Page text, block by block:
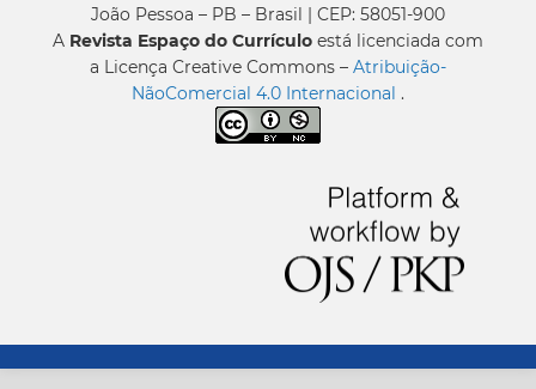
João Pessoa – PB – Brasil | CEP: 58051-900
A Revista Espaço do Currículo está licenciada com
a Licença Creative Commons – Atribuição-
NãoComercial 4.0 Internacional .